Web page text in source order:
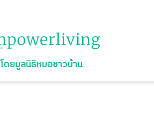
โดยมูลนิธิหมอชาวบ้าน